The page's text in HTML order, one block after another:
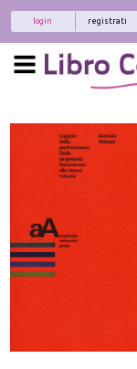
registrati
login